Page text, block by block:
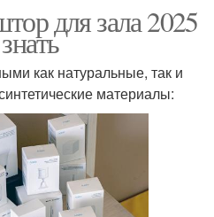
для зала 2025
как натуральные, так и
материалы: